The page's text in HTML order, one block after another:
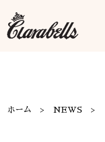
ホーム NEWS